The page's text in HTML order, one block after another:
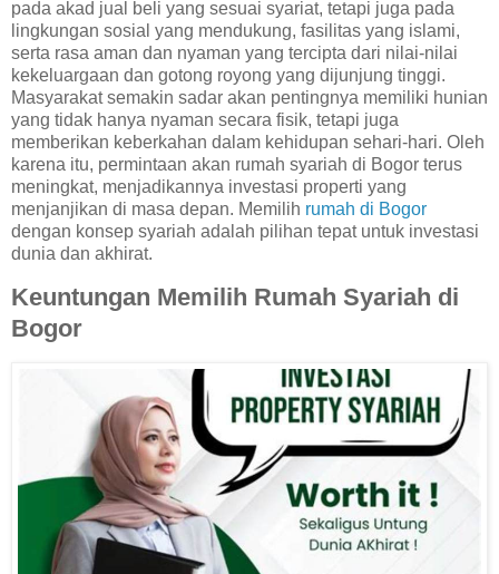
pada akad jual beli yang sesuai syariat, tetapi juga pada
lingkungan sosial yang mendukung, fasilitas yang islami,
serta rasa aman dan nyaman yang tercipta dari nilai-nilai
kekeluargaan dan gotong royong yang dijunjung tinggi.
Masyarakat semakin sadar akan pentingnya memiliki hunian
yang tidak hanya nyaman secara fisik, tetapi juga
memberikan keberkahan dalam kehidupan sehari-hari. Oleh
karena itu, permintaan akan rumah syariah di Bogor terus
meningkat, menjadikannya investasi properti yang
menjanjikan di masa depan. Memilih rumah di Bogor
dengan konsep syariah adalah pilihan tepat untuk investasi
dunia dan akhirat.
Keuntungan Memilih Rumah Syariah di
Bogor